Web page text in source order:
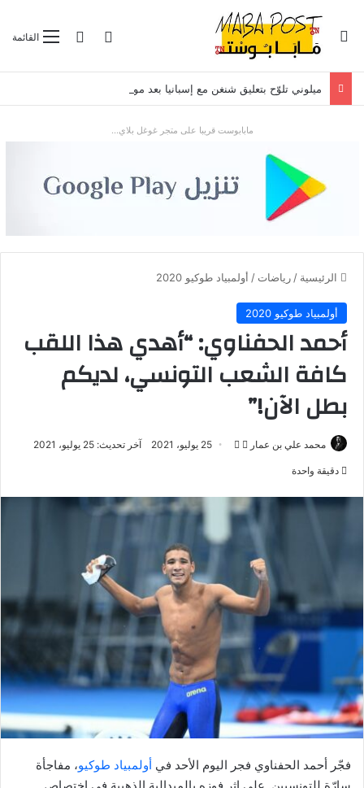
القائمةالوضع
تسجيل الدخول بحث عن
ميلوني تلوّح بتعليق شنغن مع إسبانيا بعد موجة الهجرة في سبتة
مابابوست قريبا على متجر غوغل بلاي...
الرئيسية / رياضات / أولمبياد طوكيو 2020
أولمبياد طوكيو 2020
أحمد الحفناوي: “أهدي هذا اللقب
كافة الشعب التونسي، لديكم
بطل الآن!”
محمد علي بن عمار
تابع أرسل 25 يوليو، 2021 آخر تحديث: 25 يوليو، 2021
دقيقة واحدة
فجّر أحمد الحفناوي فجر اليوم الأحد في أولمبياد طوكيو، مفاجأة